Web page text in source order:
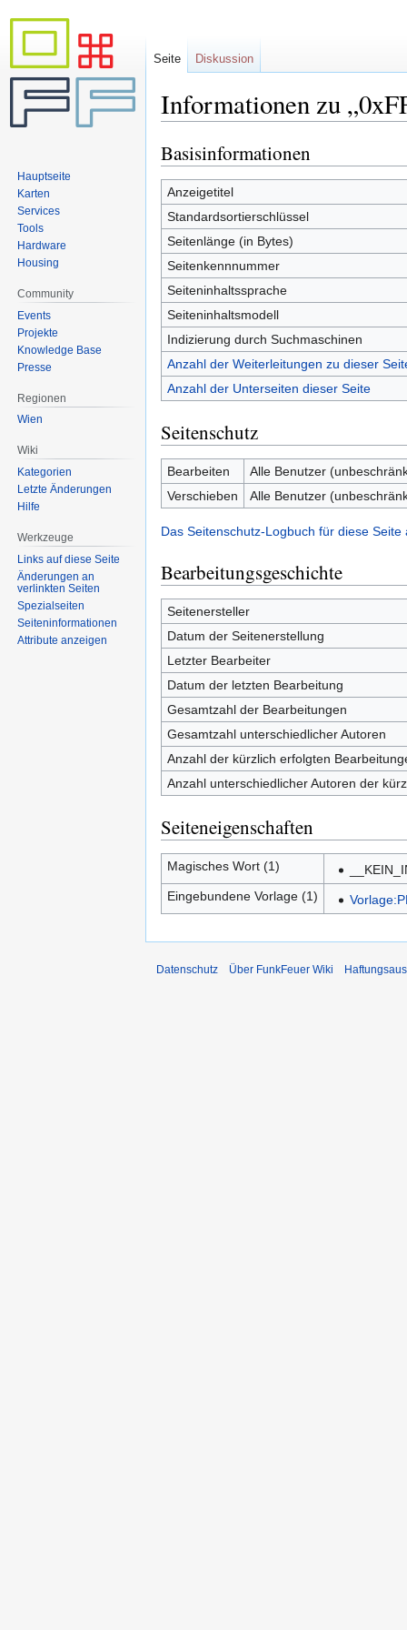
Informationen zu
Zur
Navigation
springen
Zur
Suche
springen
Basisinformationen
Anzeigetitel
Standardsortierschlüssel
Seitenlänge (in Bytes)
Seitenkennnummer
Seiteninhaltssprache
Seiteninhaltsmodell
Indizierung durch Suchmaschinen
Anzahl der Weiterleitungen zu dieser
Anzahl der Unterseiten dieser Seite
Seitenschutz
Bearbeiten
Alle Benutzer
Verschieben
Alle Benutzer
Das Seitenschutz-Logbuch für diese Seite
Bearbeitungsgeschichte
Seitenersteller
Datum der Seitenerstellung
Letzter Bearbeiter
Datum der letzten Bearbeitung
Gesamtzahl der Bearbeitungen
Gesamtzahl unterschiedlicher Autoren
Anzahl der kürzlich erfolgten
Anzahl unterschiedlicher Autoren der
Seiteneigenschaften
Magisches Wort (1)
Eingebundene Vorlage (1)
Seite Diskussion
Hauptseite
Karten
Services
Tools
Hardware
Housing
Community
Events
Projekte
Knowledge Base
Presse
Regionen
Wien
Wiki
Kategorien
Letzte Änderungen
Hilfe
Werkzeuge
Links auf diese Seite
Änderungen an
verlinkten Seiten
Spezialseiten
Seiten­informationen
Attribute anzeigen
Datenschutz Über FunkFeuer Wiki